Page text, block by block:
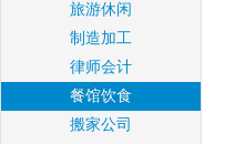
旅游休闲
制造加工
律师会计
餐馆饮食
搬家公司